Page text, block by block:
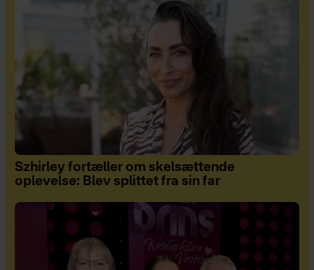
Szhirley fortæller om skelsættende
oplevelse: Blev splittet fra sin far